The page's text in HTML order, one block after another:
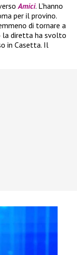
Amici. L’hanno
per il provino.
di tornare a
la diretta ha svolto
in Casetta. Il